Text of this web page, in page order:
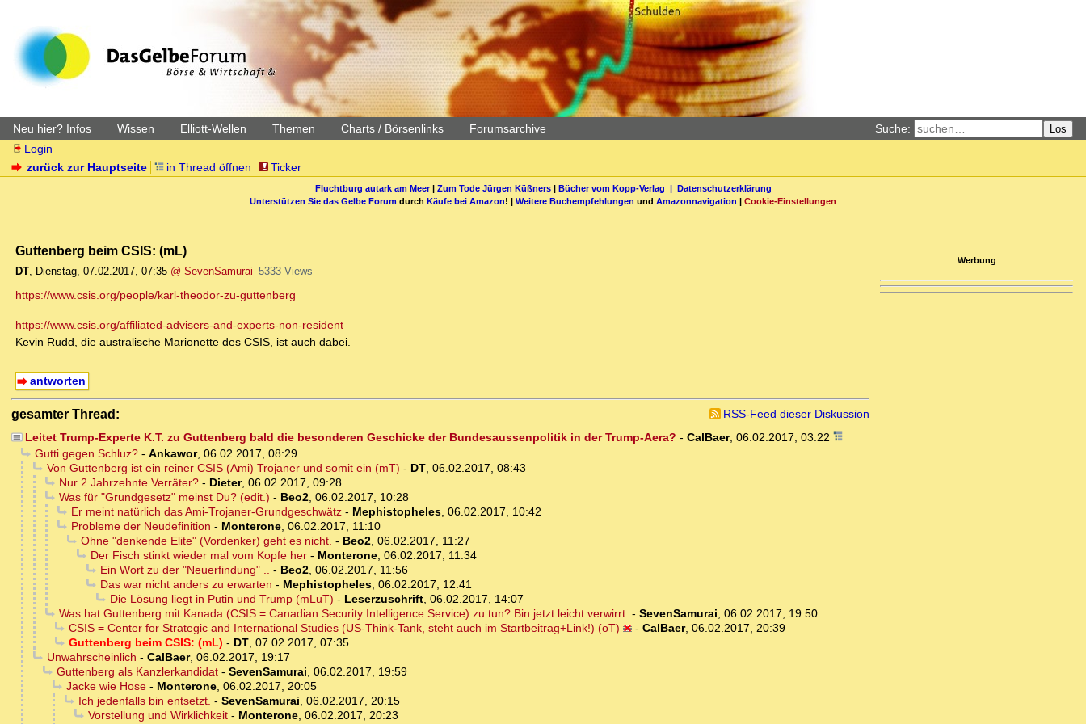
Neu hier? Infos Wissen Elliott-Wellen Themen Charts / Börsenlinks Forumsarchive Suche: Los
Login
zurück zur Hauptseite
in Thread öffnen Ticker
Fluchtburg autark am Meer| Zum Tode Jürgen Küßners| Bücher vom Kopp-Verlag | Datenschutzerklärung
Unterstützen Sie das Gelbe Forum durch Käufe bei Amazon! | Weitere Buchempfehlungen und Amazonnavigation | Cookie-Einstellungen
Guttenberg beim CSIS: (mL)
DT, Dienstag, 07.02.2017, 07:35 @ SevenSamurai 5333 Views
https://www.csis.org/people/karl-theodor-zu-guttenberg
https://www.csis.org/affiliated-advisers-and-experts-non-resident
Kevin Rudd, die australische Marionette des CSIS, ist auch dabei.
antworten
gesamter Thread:
RSS-Feed dieser Diskussion
Leitet Trump-Experte K.T. zu Guttenberg bald die besonderen Geschicke der Bundesaussenpolitik in der Trump-Aera? - CalBaer, 06.02.2017, 03:22
Gutti gegen Schluz?- Ankawor, 06.02.2017, 08:29
Von Guttenberg ist ein reiner CSIS (Ami) Trojaner und somit ein (mT) - DT, 06.02.2017, 08:43
Nur 2 Jahrzehnte Verräter?- Dieter, 06.02.2017, 09:28
Was für "Grundgesetz" meinst Du? (edit.) - Beo2, 06.02.2017, 10:28
Er meint natürlich das Ami-Trojaner-Grundgeschwätz- Mephistopheles, 06.02.2017, 10:42
Probleme der Neudefinition - Monterone, 06.02.2017, 11:10
Ohne "denkende Elite" (Vordenker) geht es nicht. - Beo2, 06.02.2017, 11:27
Der Fisch stinkt wieder mal vom Kopfe her- Monterone, 06.02.2017, 11:34
Ein Wort zu der "Neuerfindung" .. - Beo2, 06.02.2017, 11:56
Das war nicht anders zu erwarten - Mephistopheles, 06.02.2017, 12:41
Die Lösung liegt in Putin und Trump (mLuT) - Leserzuschrift, 06.02.2017, 14:07
Was hat Guttenberg mit Kanada (CSIS = Canadian Security Intelligence Service) zu tun? Bin jetzt leicht verwirrt. - SevenSamurai, 06.02.2017, 19:50
CSIS = Center for Strategic and International Studies (US-Think-Tank, steht auch im Startbeitrag+Link!) (oT)
- CalBaer, 06.02.2017, 20:39
Guttenberg beim CSIS: (mL) - DT, 07.02.2017, 07:35
Unwahrscheinlich - CalBaer, 06.02.2017, 19:17
Guttenberg als Kanzlerkandidat- SevenSamurai, 06.02.2017, 19:59
Jacke wie Hose- Monterone, 06.02.2017, 20:05
Ich jedenfalls bin entsetzt. - SevenSamurai, 06.02.2017, 20:15
Vorstellung und Wirklichkeit- Monterone, 06.02.2017, 20:23
Werbung